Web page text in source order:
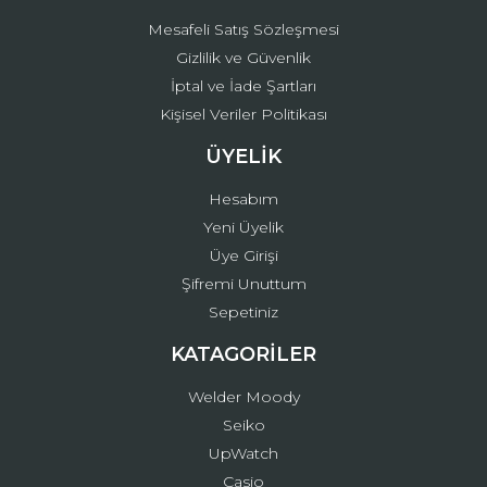
Mesafeli Satış Sözleşmesi
Gizlilik ve Güvenlik
İptal ve İade Şartları
Kişisel Veriler Politikası
ÜYELİK
Hesabım
Yeni Üyelik
Üye Girişi
Şifremi Unuttum
Sepetiniz
KATAGORİLER
Welder Moody
Seiko
UpWatch
Casio